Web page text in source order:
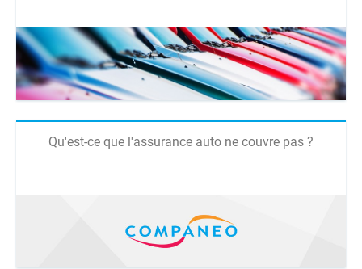
Qu'est-ce que l'assurance auto ne couvre pas ?